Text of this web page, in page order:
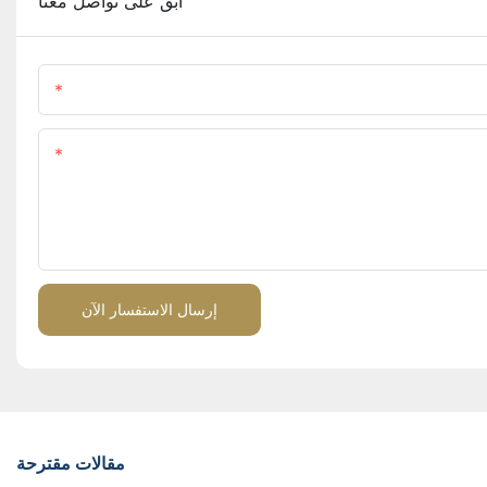
إرسال الاستفسار الآن
مقالات مقترحة